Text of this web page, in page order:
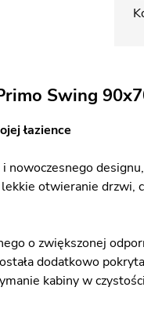
Swing
łazience
nowoczesnego
otwieranie drzwi,
o zwiększonej
dodatkowo
kabiny w